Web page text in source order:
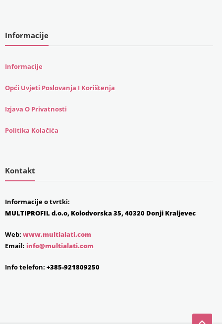
Informacije
Informacije
Opći Uvjeti Poslovanja I Korištenja
Izjava O Privatnosti
Politika Kolačića
Kontakt
Informacije o tvrtki:
MULTIPROFIL d.o.o, Kolodvorska 35, 40320 Donji Kraljevec
Web: www.multialati.com
Email: info@multialati.com
Info telefon: +385-921809250